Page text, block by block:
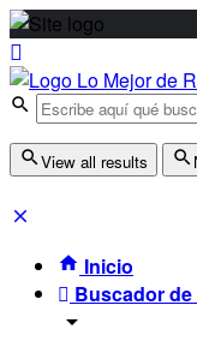
View all results
Inicio
Buscador